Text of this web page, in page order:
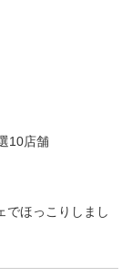
10店舗
でほっこりしまし